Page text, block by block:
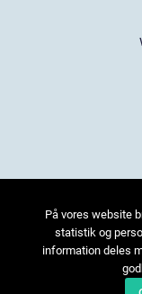
På vores website
statistik og
information deles